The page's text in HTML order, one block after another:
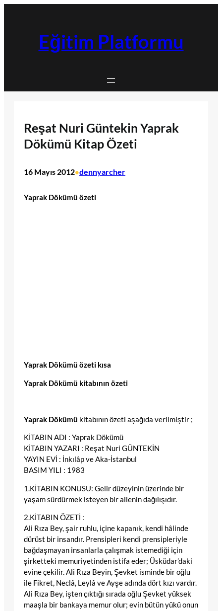
Eğitim Platformu
Reşat Nuri Güntekin Yaprak
Dökümü Kitap Özeti
16 Mayıs 2012•dennyarcher
Yaprak Dökümü özeti
Yaprak Dökümü özeti kısa
Yaprak Dökümü kitabının özeti
Yaprak Dökümü kitabının özeti aşağıda verilmiştir ;
KİTABIN ADI : Yaprak Dökümü
KİTABIN YAZARI : Reşat Nuri GÜNTEKİN
YAYIN EVİ : İnkılâp ve Aka-İstanbul
BASIM YILI : 1983
1.KİTABIN KONUSU: Gelir düzeyinin üzerinde bir
yaşam sürdürmek isteyen bir ailenin dağılışıdır.
2.KİTABIN ÖZETİ :
Ali Rıza Bey, şair ruhlu, içine kapanık, kendi hâlinde
dürüst bir insandır. Prensipleri kendi prensipleriyle
bağdaşmayan insanlarla çalışmak istemediği için
şirketteki memuriyetinden istifa eder; Üsküdar’daki
evine çekilir. Ali Rıza Beyin, Şevket isminde bir oğlu
ile Fikret, Neclâ, Leylâ ve Ayşe adında dört kızı vardır.
Ali Rıza Bey, işten çıktığı sırada oğlu Şevket yüksek
maaşla bir bankaya memur olur; evin bütün yükü onun